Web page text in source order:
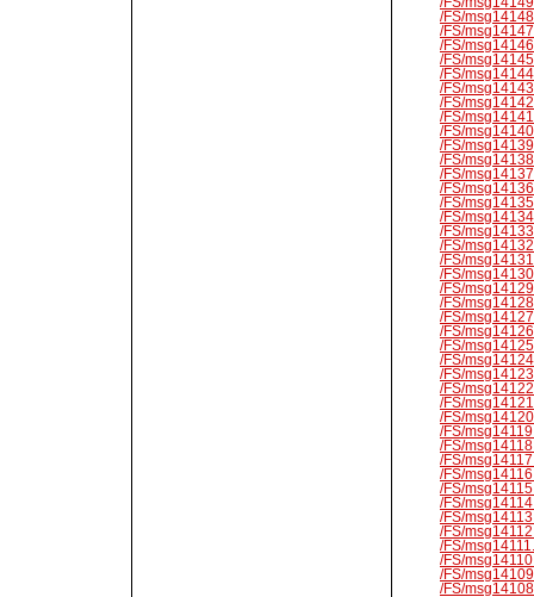
/FS/
/FS/
/FS/
/FS/
/FS/
/FS/
/FS/
/FS/
/FS/
/FS/
/FS/
/FS/
/FS/
/FS/
/FS/
/FS/
/FS/
/FS/
/FS/
/FS/
/FS/
/FS/
/FS/
/FS/
/FS/
/FS/
/FS/
/FS/
/FS/
/FS/
/FS/
/FS/
/FS/
/FS/
/FS/
/FS/
/FS/
/FS/
/FS/
/FS/
/FS/